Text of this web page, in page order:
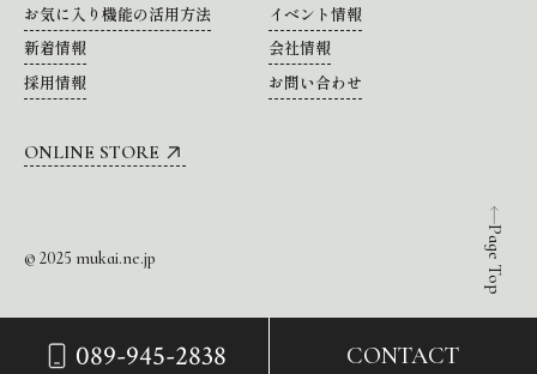
089-945-2838 CONTACT
Page Top
お気に入り機能の活用方法
イベント情報
新着情報
会社情報
採用情報
お問い合わせ
ONLINE STORE
© 2025 mukai.ne.jp